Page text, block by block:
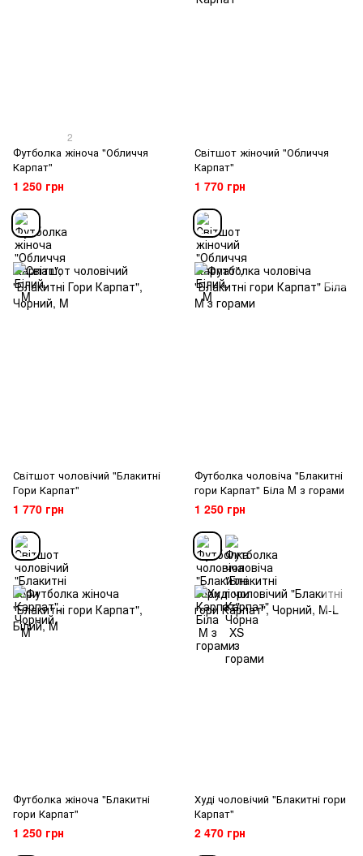
2
Футболка жіноча "Обличчя
Карпат"
1 250 грн
Світшот жіночий "Обличчя
Карпат"
1 770 грн
Світшот чоловічий "Блакитні
Гори Карпат"
1 770 грн
Футболка чоловіча "Блакитні
гори Карпат" Біла M з горами
1 250 грн
Футболка жіноча "Блакитні
гори Карпат"
1 250 грн
Худі чоловічий "Блакитні гори
Карпат"
2 470 грн